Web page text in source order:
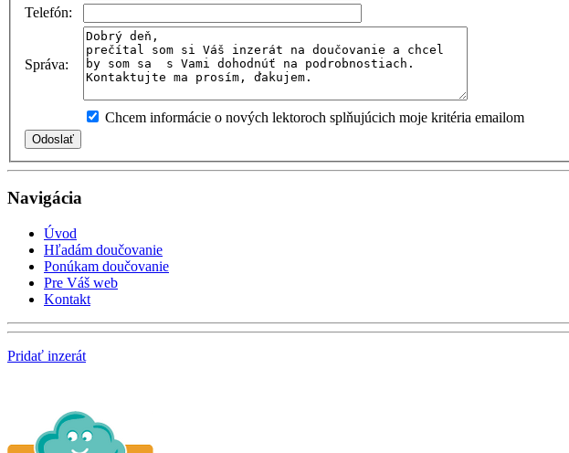
Telefón:
Správa:
Chcem informácie o nových lektoroch splňujúcich moje kritéria emailom
Navigácia
Úvod
Hľadám doučovanie
Ponúkam doučovanie
Pre Váš web
Kontakt
Pridať inzerát